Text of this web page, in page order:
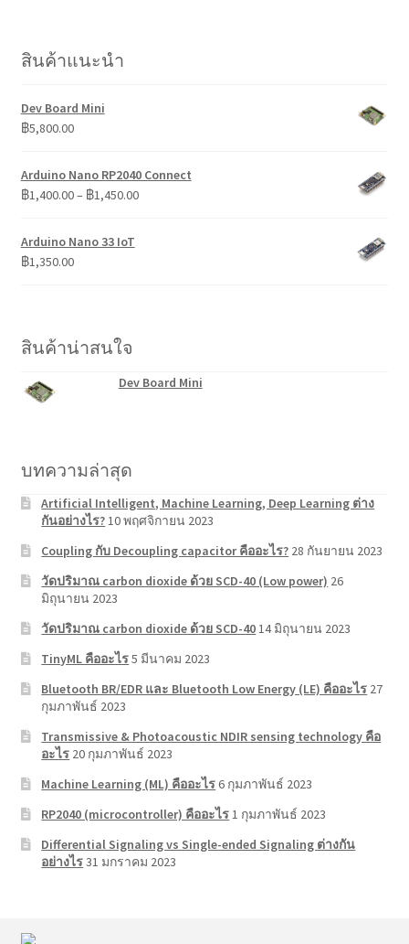
สินค้าแนะนำ
Dev Board Mini
฿5,800.00
Arduino Nano RP2040 Connect
฿1,400.00– ฿1,450.00Price
Arduino Nano 33 IoT
฿1,350.00
สินค้าน่าสนใจ
Dev Board Mini
บทความล่าสุด
Artificial Intelligent, Machine Learning, Deep Learning ต่าง
กันอย่างไร?10 พฤศจิกายน 2023
Coupling กับ Decoupling capacitor คืออะไร? 28 กันยายน 2023
วัดปริมาณ carbon dioxide ด้วย SCD-40 (Low power) 26
มิถุนายน 2023
วัดปริมาณ carbon dioxide ด้วย SCD-4014 มิถุนายน 2023
TinyML คืออะไร5 มีนาคม 2023
Bluetooth BR/EDR และ Bluetooth Low Energy (LE) คืออะไร 27
กุมภาพันธ์ 2023
Transmissive & Photoacoustic NDIR sensing technology คือ
อะไร 20 กุมภาพันธ์ 2023
Machine Learning (ML) คืออะไร6 กุมภาพันธ์ 2023
RP2040 (microcontroller) คืออะไร1 กุมภาพันธ์ 2023
Differential Signaling vs Single-ended Signaling ต่างกัน
อย่างไร31 มกราคม 2023